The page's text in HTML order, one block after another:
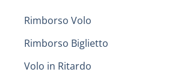
Rimborso Volo
Rimborso Biglietto
Volo in Ritardo